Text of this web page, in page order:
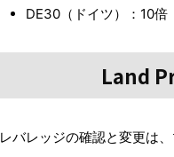
DE30（ドイツ）：10倍
Land
レバレッジの確認と変更は